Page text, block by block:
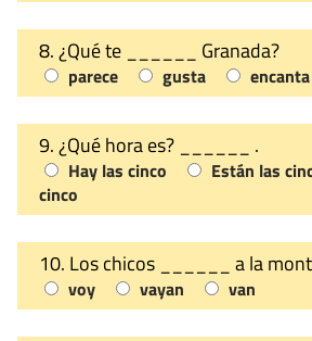
8. ¿Qué te ______ Granada?
parece gusta encanta
9. ¿Qué hora es? ______ .
Hay las cinco Están las
cinco
10. Los chicos ______ a la
voy vayan van